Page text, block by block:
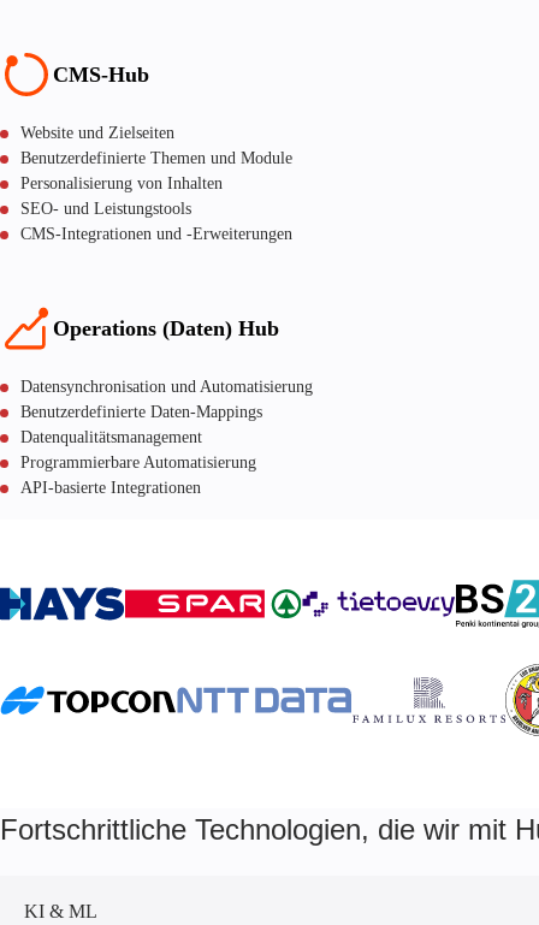
CMS-Hub
Website und Zielseiten
Benutzerdefinierte Themen und Module
Personalisierung von Inhalten
SEO- und Leistungstools
CMS-Integrationen und -Erweiterungen
Operations (Daten) Hub
Datensynchronisation und Automatisierung
Benutzerdefinierte Daten-Mappings
Datenqualitätsmanagement
Programmierbare Automatisierung
API-basierte Integrationen
Fortschrittliche Technologien, die wir mit
KI & ML